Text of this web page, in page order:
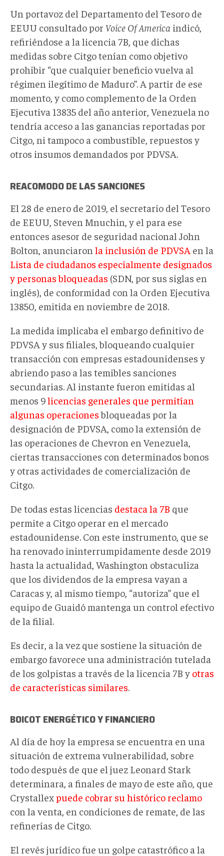
Un portavoz del Departamento del Tesoro de
EEUU consultado por Voice Of America indicó,
refiriéndose a la licencia 7B, que dichas
medidas sobre Citgo tenían como objetivo
prohibir “que cualquier beneficio vuelva al
régimen ilegítimo de Maduro”. A partir de ese
momento, y como complemento de la Orden
Ejecutiva 13835 del año anterior, Venezuela no
tendría acceso a las ganancias reportadas por
Citgo, ni tampoco a combustible, repuestos y
otros insumos demandados por PDVSA.
REACOMODO DE LAS SANCIONES
El 28 de enero de 2019, el secretario del Tesoro
de EEUU, Steven Mnuchin, y el para ese
entonces asesor de seguridad nacional John
Bolton, anunciaron la inclusión de PDVSA en la
Lista de ciudadanos especialmente designados
y personas bloqueadas (SDN, por sus siglas en
inglés), de conformidad con la Orden Ejecutiva
13850, emitida en noviembre de 2018.
La medida implicaba el embargo definitivo de
PDVSA y sus filiales, bloqueando cualquier
transacción con empresas estadounidenses y
abriendo paso a las temibles sanciones
secundarias. Al instante fueron emitidas al
menos 9licencias generales que permitían
algunas operacionesbloqueadas por la
designación de PDVSA, como la extensión de
las operaciones de Chevron en Venezuela,
ciertas transacciones con determinados bonos
y otras actividades de comercialización de
Citgo.
De todas estas licencias destaca la 7B que
permite a Citgo operar en el mercado
estadounidense. Con este instrumento, que se
ha renovado ininterrumpidamente desde 2019
hasta la actualidad, Washington obstaculiza
que los dividendos de la empresa vayan a
Caracas y, al mismo tiempo, “autoriza” que el
equipo de Guaidó mantenga un control efectivo
de la filial.
Es decir, a la vez que sostiene la situación de
embargo favorece una administración tutelada
de los golpistas a través de la licencia 7B y otras
de características similares.
BOICOT ENERGÉTICO Y FINANCIERO
Al día de hoy la empresa se encuentra en una
situación de extrema vulnerabilidad, sobre
todo después de que el juez Leonard Stark
determinara, a finales de mayo de este año, que
Crystallexpuede cobrar su histórico reclamo
con la venta, en condiciones de remate, de las
refinerías de Citgo.
El revés jurídico fue un golpe catastrófico a la